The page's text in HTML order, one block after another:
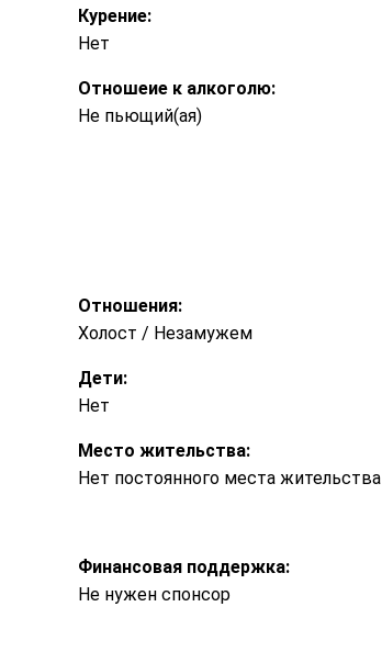
Курение:
Нет
Отношеие к алкоголю:
Не пьющий(ая)
Отношения:
Холост / Незамужем
Дети:
Нет
Место жительства:
Нет постоянного места жительства
Финансовая поддержка:
Не нужен спонсор